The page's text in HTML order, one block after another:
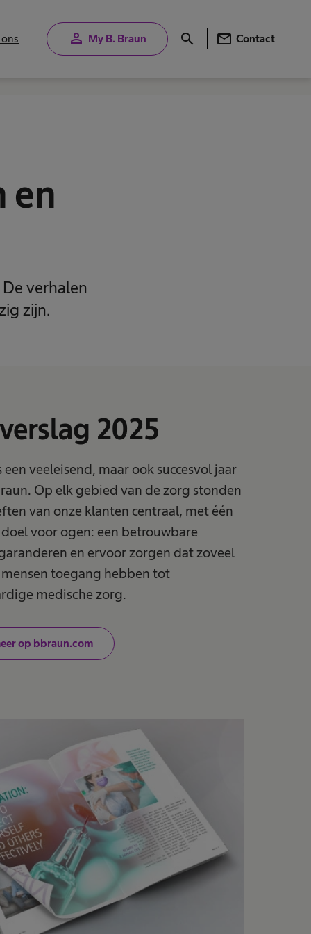
person My B. Braun search mail Contact
en
verhalen
zijn.
2025
een veeleisend, maar ook succesvol jaar
Op elk gebied van de zorg stonden
van onze klanten centraal, met één
voor ogen: een betrouwbare
en ervoor zorgen dat zoveel
toegang hebben tot
medische zorg.
op bbraun.com